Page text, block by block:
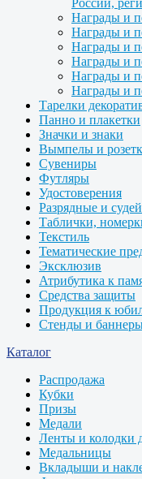
России,
Награды и
Награды и
Награды и
Награды и
Награды и
Награды и
Тарелки
Панно и плакетки
Значки и знаки
Вымпелы и
Сувениры
Футляры
Удостоверения
Разрядные и
Таблички,
Текстиль
Тематические
Эксклюзив
Атрибутика к
Средства защиты
Продукция к
Стенды и
Каталог
Распродажа
Кубки
Призы
Медали
Ленты и колодки
Медальницы
Вкладыши и